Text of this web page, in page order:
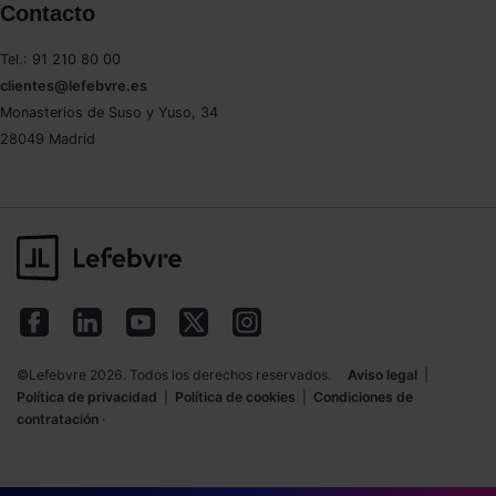
Contacto
Tel.: 91 210 80 00
clientes@lefebvre.es
Monasterios de Suso y Yuso, 34
28049 Madrid
©Lefebvre 2026. Todos los derechos reservados. Aviso legal
Política de privacidad
Política de cookies
Condiciones de
contratación ·